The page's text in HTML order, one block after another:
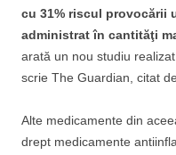
cu 31% riscul provocării
administrat în cantităţi
arată un nou studiu
scrie The Guardian, citat de
Alte medicamente din
drept medicamente